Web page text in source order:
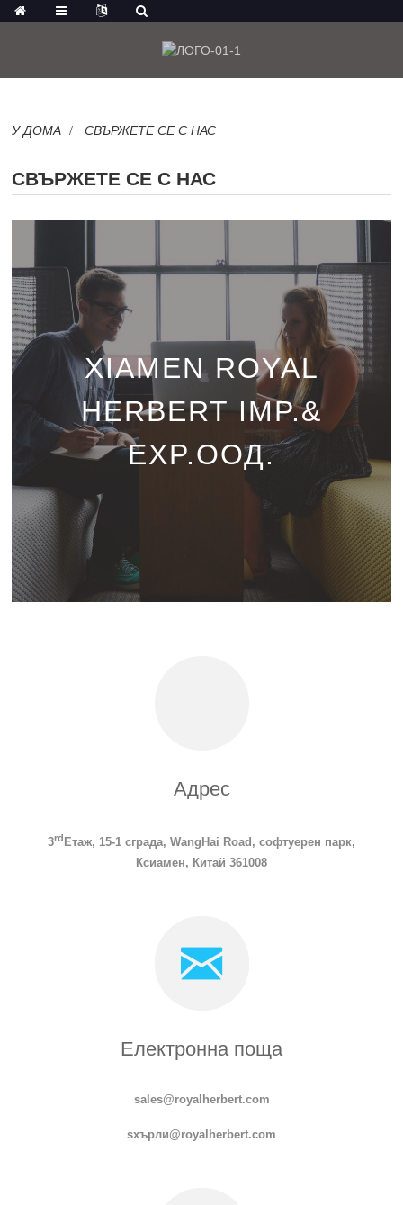
У ДОМА СВЪРЖЕТЕ СЕ С НАС
СВЪРЖЕТЕ СЕ С НАС
XIAMEN ROYAL
HERBERT IMP.&
EXP.ООД.
Адрес
3rdЕтаж, 15-1 сграда, WangHai Road, софтуерен парк,
Ксиамен, Китай 361008
Електронна поща
sales@royalherbert.com
sхърли@royalherbert.com